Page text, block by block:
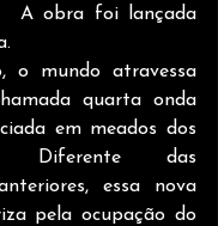
A obra foi lançada
o mundo atravessa
quarta onda
em meados dos
Diferente das
essa nova
pela ocupação do